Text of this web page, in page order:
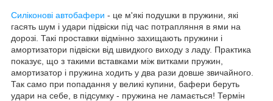
Силіконові автобафери - це м'які подушки в пружини, які
гасять шум і удари підвіски під час потрапляння в ями на
дорозі. Такі проставки відмінно захищають пружини і
амортизатори підвіски від швидкого виходу з ладу. Практика
показує, що з такими вставками між витками пружин,
амортизатор і пружина ходить у два рази довше звичайного.
Так само при попадання у великі купини, бафери беруть
удари на себе, в підсумку - пружина не ламається! Термін